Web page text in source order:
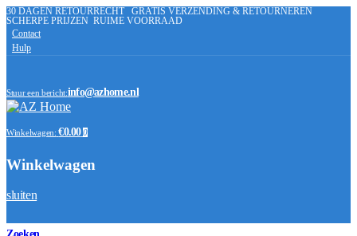
30 DAGEN RETOURRECHT GRATIS VERZENDING & RETOURNEREN
SCHERPE PRIJZEN RUIME VOORRAAD
Contact
Hulp
Stuur een bericht:info@azhome.nl
Winkelwagen: €0.00 0
Winkelwagen
sluiten